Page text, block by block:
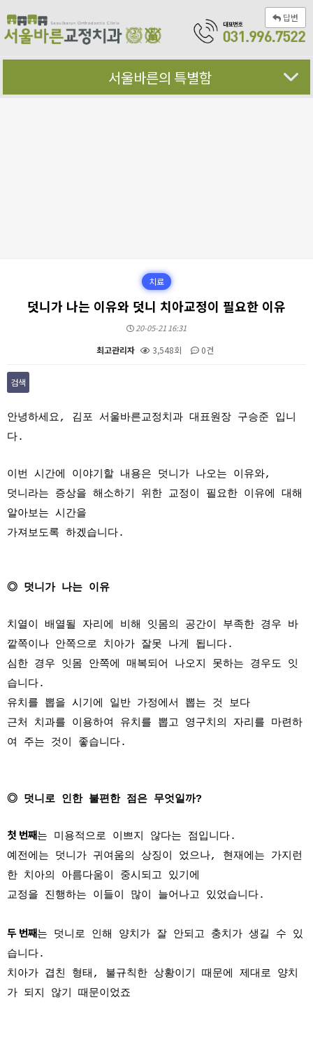
서울바른의 특별함
답변
치료
덧니가 나는 이유와 덧니 치아교정이 필요한 이유
20-05-21 16:31
최고관리자 3,548회 0건
검색
안녕하세요, 김포 서울바른교정치과 대표원장 구승준 입니
다.
이번 시간에 이야기할 내용은 덧니가 나오는 이유와,
덧니라는 증상을 해소하기 위한 교정이 필요한 이유에 대해
알아보는 시간을
가져보도록 하겠습니다.
◎ 덧니가 나는 이유
치열이 배열될 자리에 비해 잇몸의 공간이 부족한 경우 바
깥쪽이나 안쪽으로 치아가 잘못 나게 됩니다.
심한 경우 잇몸 안쪽에 매복되어 나오지 못하는 경우도 잇
습니다.
유치를 뽑을 시기에 일반 가정에서 뽑는 것 보다
근처 치과를 이용하여 유치를 뽑고 영구치의 자리를 마련하
여 주는 것이 좋습니다.
◎ 덧니로 인한 불편한 점은 무엇일까?
첫 번째는 미용적으로 이쁘지 않다는 점입니다.
예전에는 덧니가 귀여움의 상징이 었으나, 현재에는 가지런
한 치아의 아름다움이 중시되고 있기에
교정을 진행하는 이들이 많이 늘어나고 있었습니다.
두 번째는 덧니로 인해 양치가 잘 안되고 충치가 생길 수 있
습니다.
치아가 겹친 형태, 불규칙한 상황이기 때문에 제대로 양치
가 되지 않기 때문이었죠